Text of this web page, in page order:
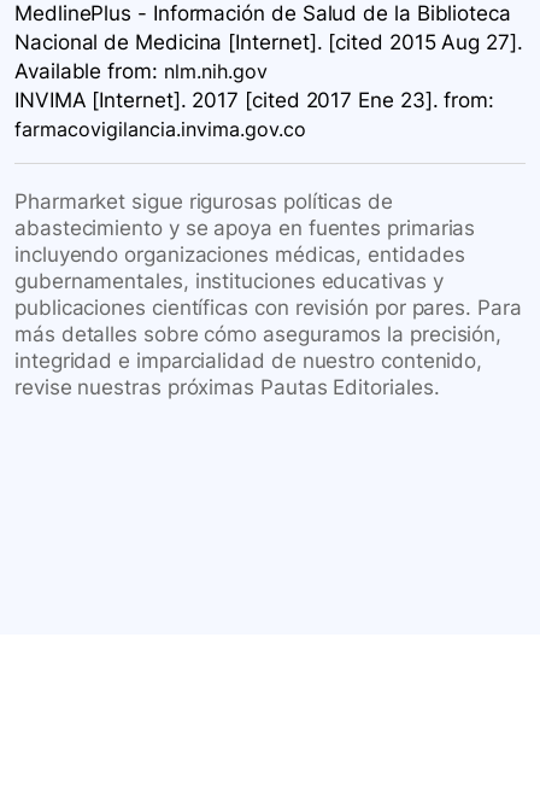
MedlinePlus - Información de Salud de la Biblioteca
Nacional de Medicina [Internet]. [cited 2015 Aug 27].
Available from: nlm.nih.gov
INVIMA [Internet]. 2017 [cited 2017 Ene 23]. from:
farmacovigilancia.invima.gov.co
Pharmarket sigue rigurosas políticas de
abastecimiento y se apoya en fuentes primarias
incluyendo organizaciones médicas, entidades
gubernamentales, instituciones educativas y
publicaciones científicas con revisión por pares. Para
más detalles sobre cómo aseguramos la precisión,
integridad e imparcialidad de nuestro contenido,
revise nuestras próximas Pautas Editoriales.